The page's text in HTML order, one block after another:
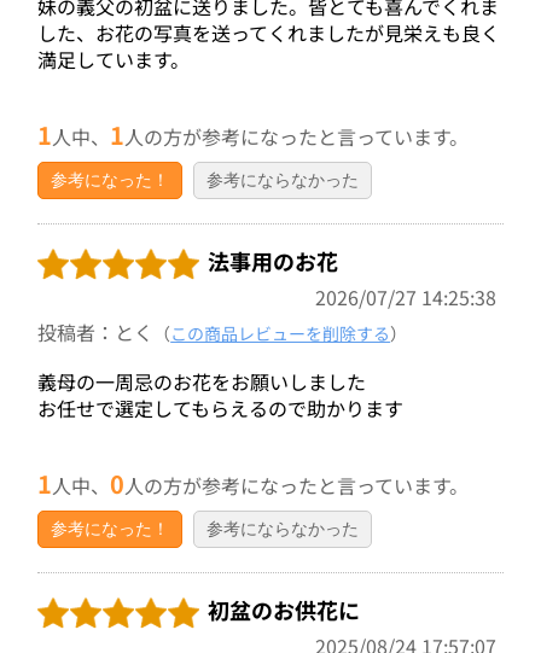
した、お花の写真を送ってくれましたが見栄えも良く
満足しています。
1人中、 1人の方が参考になったと言っています。
参考になった！ 参考にならなかった
法事用のお花
2026/07/27 14:25:38
投稿者：とく
（この商品レビューを削除する）
義母の一周忌のお花をお願いしました
お任せで選定してもらえるので助かります
1人中、0人の方が参考になったと言っています。
参考になった！ 参考にならなかった
初盆のお供花に
2025/08/24 17:57:07